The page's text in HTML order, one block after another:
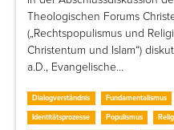
Theologischen Forums
(„Rechtspopulismus und
Christentum und Islam“)
a.D., Evangelische…
Dialogverständnis Fundamentalismus
Identitätsprozesse
Populismus